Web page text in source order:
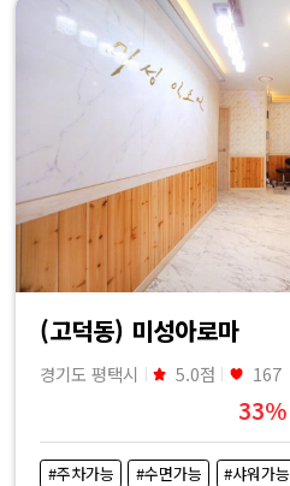
(고덕동) 미성아로마
경기도 평택시 5.0점 167
33%
#주차가능 #수면가능 #샤워가능